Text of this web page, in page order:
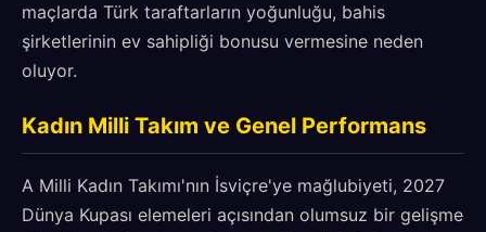
maçlarda Türk taraftarların yoğunluğu, bahis
şirketlerinin ev sahipliği bonusu vermesine neden
oluyor.
Kadın Milli Takım ve Genel Performans
A Milli Kadın Takımı'nın İsviçre'ye mağlubiyeti, 2027
Dünya Kupası elemeleri açısından olumsuz bir gelişme